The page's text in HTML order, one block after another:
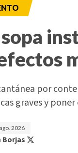
por
graves y
2026
Borjas